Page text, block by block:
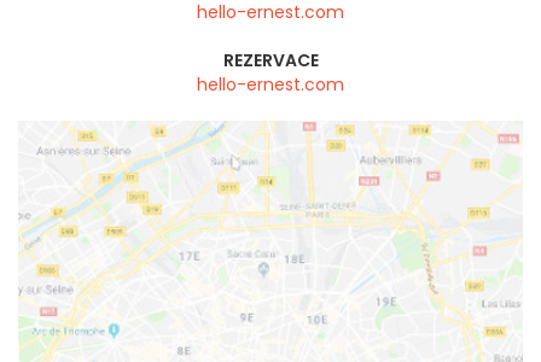
hello-ernest.com
REZERVACE
hello-ernest.com